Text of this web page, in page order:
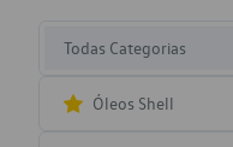
Todas Categorias
Óleos Shell